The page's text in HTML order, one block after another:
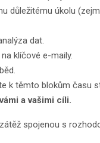
důležitému úkolu
dat.
klíčové e-maily.
k těmto blokům času
a vašimi cíli.
spojenou s